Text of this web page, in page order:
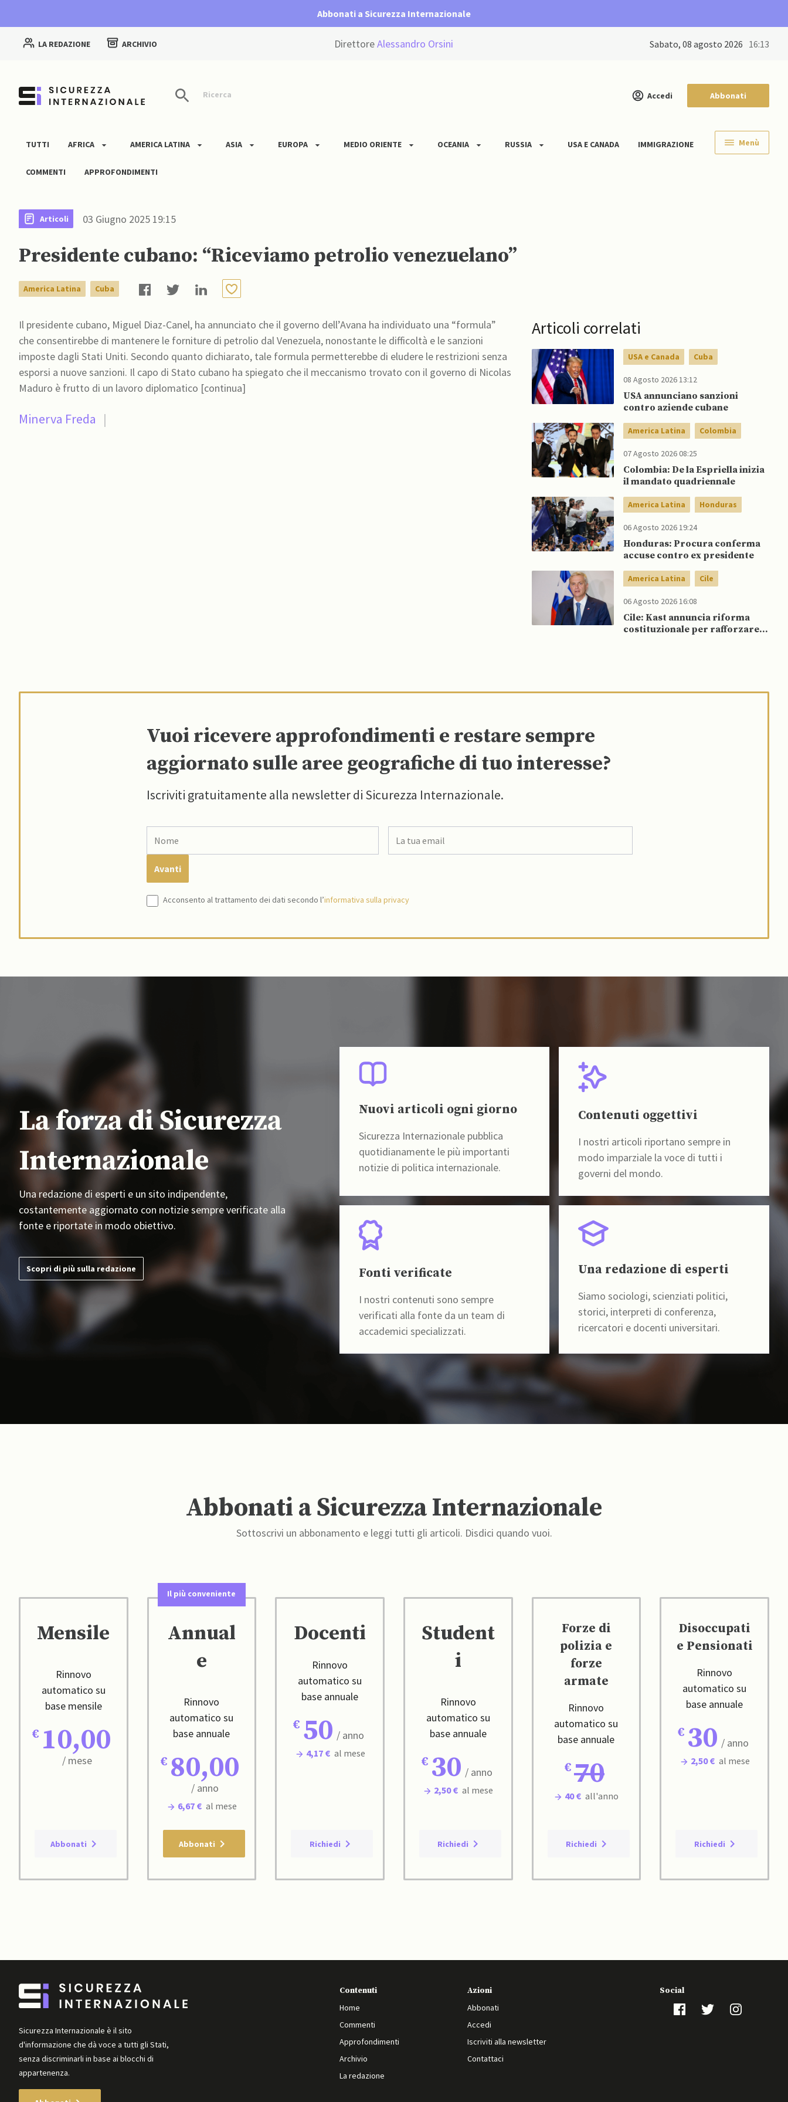
Abbonati a Sicurezza Internazionale
LA REDAZIONE ARCHIVIO DirettoreAlessandro Orsini sabato, 08 agosto 2026 16:13
Ricerca Accedi Abbonati
TUTTI AFRICA AMERICA LATINA ASIA EUROPA MEDIO ORIENTE OCEANIA RUSSIA USA E CANADA IMMIGRAZIONE
COMMENTI APPROFONDIMENTI
Menù
Articoli 03 Giugno 2025 19:15
Presidente cubano: “Riceviamo petrolio venezuelano”
America Latina Cuba
Il presidente cubano, Miguel Diaz-Canel, ha annunciato che il governo dell’Avana ha individuato una “formula”
che consentirebbe di mantenere le forniture di petrolio dal Venezuela, nonostante le difficoltà e le sanzioni
imposte dagli Stati Uniti. Secondo quanto dichiarato, tale formula permetterebbe di eludere le restrizioni senza
esporsi a nuove sanzioni. Il capo di Stato cubano ha spiegato che il meccanismo trovato con il governo di Nicolas
Maduro è frutto di un lavoro diplomatico [continua]
Minerva Freda |
Articoli correlati
USA e Canada Cuba
08 Agosto 2026 13:12
USA annunciano sanzioni
contro aziende cubane
America Latina Colombia
07 Agosto 2026 08:25
Colombia: De la Espriella inizia
il mandato quadriennale
America Latina Honduras
06 Agosto 2026 19:24
Honduras: Procura conferma
accuse contro ex presidente
America Latina Cile
06 Agosto 2026 16:08
Cile: Kast annuncia riforma
costituzionale per rafforzare la
Vuoi ricevere approfondimenti e restare sempre
aggiornato sulle aree geografiche di tuo interesse?
Iscriviti gratuitamente alla newsletter di Sicurezza Internazionale.
Acconsento al trattamento dei dati secondo l’informativa sulla privacy
La forza di Sicurezza
Internazionale
Una redazione di esperti e un sito indipendente,
costantemente aggiornato con notizie sempre verificate alla
fonte e riportate in modo obiettivo.
Scopri di più sulla redazione
Nuovi articoli ogni giorno
Sicurezza Internazionale pubblica
quotidianamente le più importanti
notizie di politica internazionale.
Contenuti oggettivi
I nostri articoli riportano sempre in
modo imparziale la voce di tutti i
governi del mondo.
Fonti verificate
I nostri contenuti sono sempre
verificati alla fonte da un team di
accademici specializzati.
Una redazione di esperti
Siamo sociologi, scienziati politici,
storici, interpreti di conferenza,
ricercatori e docenti universitari.
Abbonati a Sicurezza Internazionale
Sottoscrivi un abbonamento e leggi tutti gli articoli. Disdici quando vuoi.
Mensile
Rinnovo
automatico su
base mensile
10,00
/ mese
Abbonati
Il più conveniente
Annual
e
Rinnovo
automatico su
base annuale
80,00
/ anno
6,67 € al mese
Abbonati
Docenti
Rinnovo
automatico su
base annuale
50 / anno
4,17 € al mese
Richiedi
Student
i
Rinnovo
automatico su
base annuale
30 / anno
2,50 € al mese
Richiedi
Forze di
polizia e
forze
armate
Rinnovo
automatico su
base annuale
70
40 € all'anno
Richiedi
Disoccupati
e Pensionati
Rinnovo
automatico su
base annuale
30 / anno
2,50 € al mese
Richiedi
Sicurezza Internazionale è il sito
d'informazione che dà voce a tutti gli Stati,
senza discriminarli in base ai blocchi di
appartenenza.
Contenuti
Home
Commenti
Approfondimenti
Archivio
La redazione
Azioni
Abbonati
Accedi
Iscriviti alla newsletter
Contattaci
Social